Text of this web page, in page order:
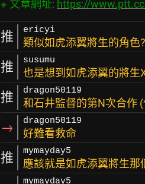
※ 文章網址: https://
推 ericyi
類似如虎添翼將生的角色
推 susumu
也是想到如虎添翼的將生
推 dragon50119
和石井監督的第N次合作
→ dragon50119
好難看救命
推 mymayday5
應該就是如虎添翼將生
mymayday5